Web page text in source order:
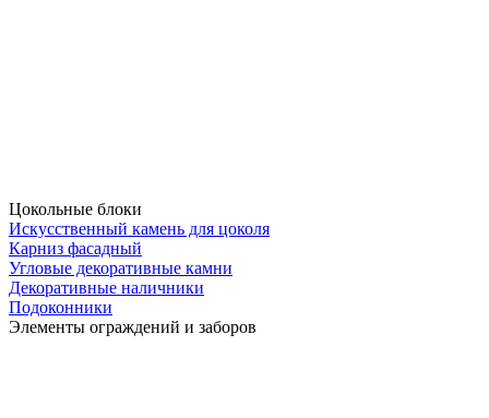
Цокольные блоки
Искусственный камень для цоколя
Карниз фасадный
Угловые декоративные камни
Декоративные наличники
Подоконники
Элементы ограждений и заборов